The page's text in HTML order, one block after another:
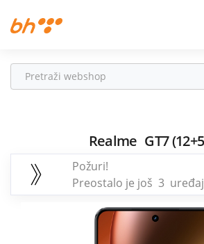
Fiksna
Dom
Uređaji
Realme GT7
Požuri!
Preostalo je još 3